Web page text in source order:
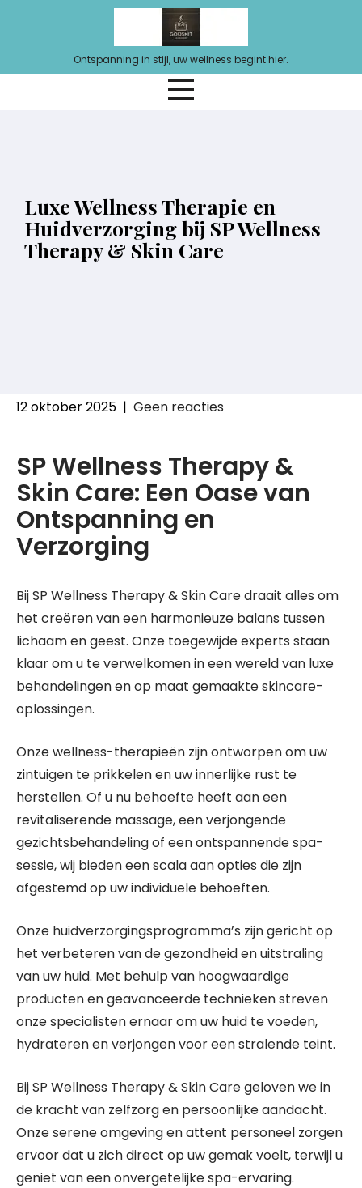
Ontspanning in stijl, uw wellness begint hier.
Luxe Wellness Therapie en
Huidverzorging bij SP Wellness
Therapy & Skin Care
12 oktober 2025 | Geen reacties
SP Wellness Therapy &
Skin Care: Een Oase van
Ontspanning en
Verzorging
Bij SP Wellness Therapy & Skin Care draait alles om
het creëren van een harmonieuze balans tussen
lichaam en geest. Onze toegewijde experts staan
klaar om u te verwelkomen in een wereld van luxe
behandelingen en op maat gemaakte skincare-
oplossingen.
Onze wellness-therapieën zijn ontworpen om uw
zintuigen te prikkelen en uw innerlijke rust te
herstellen. Of u nu behoefte heeft aan een
revitaliserende massage, een verjongende
gezichtsbehandeling of een ontspannende spa-
sessie, wij bieden een scala aan opties die zijn
afgestemd op uw individuele behoeften.
Onze huidverzorgingsprogramma’s zijn gericht op
het verbeteren van de gezondheid en uitstraling
van uw huid. Met behulp van hoogwaardige
producten en geavanceerde technieken streven
onze specialisten ernaar om uw huid te voeden,
hydrateren en verjongen voor een stralende teint.
Bij SP Wellness Therapy & Skin Care geloven we in
de kracht van zelfzorg en persoonlijke aandacht.
Onze serene omgeving en attent personeel zorgen
ervoor dat u zich direct op uw gemak voelt, terwijl u
geniet van een onvergetelijke spa-ervaring.